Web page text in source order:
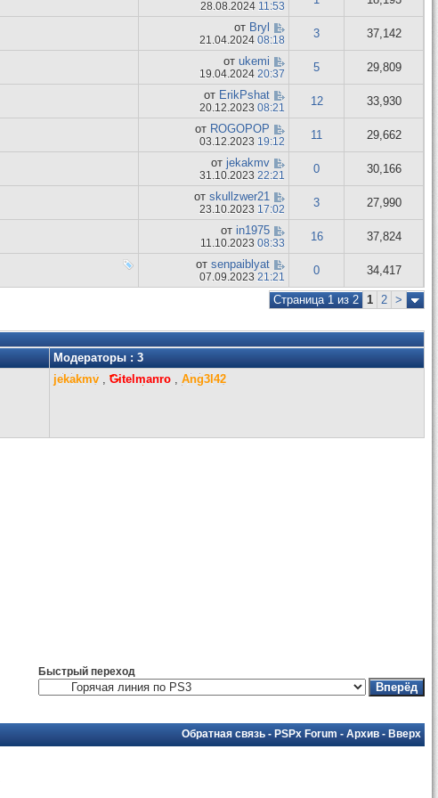
28.08.2024 11:53
от Bryl
21.04.2024 08:18 3 37,142
от ukemi
19.04.2024 20:37 5 29,809
от ErikPshat
20.12.2023 08:21 12 33,930
от ROGOPOP
03.12.2023 19:12 11 29,662
от jekakmv
31.10.2023 22:21 0 30,166
от skullzwer21
23.10.2023 17:02 3 27,990
от in1975
11.10.2023 08:33 16 37,824
от senpaiblyat
07.09.2023 21:21 0 34,417
Страница 1 из 2 1 2 >
Модераторы : 3
jekakmv , Gitelmanro , Ang3l42
Быстрый переход
Обратная связь - PSPx Forum - Архив - Вверх